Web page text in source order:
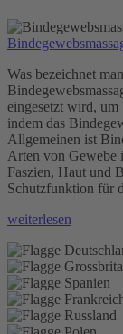
Was bezeichnet
eingesetzt wird, um
indem das
Allgemeinen ist
Arten von Gewebe
Faszien, Haut und
Schutzfunktion für
weiterlesen